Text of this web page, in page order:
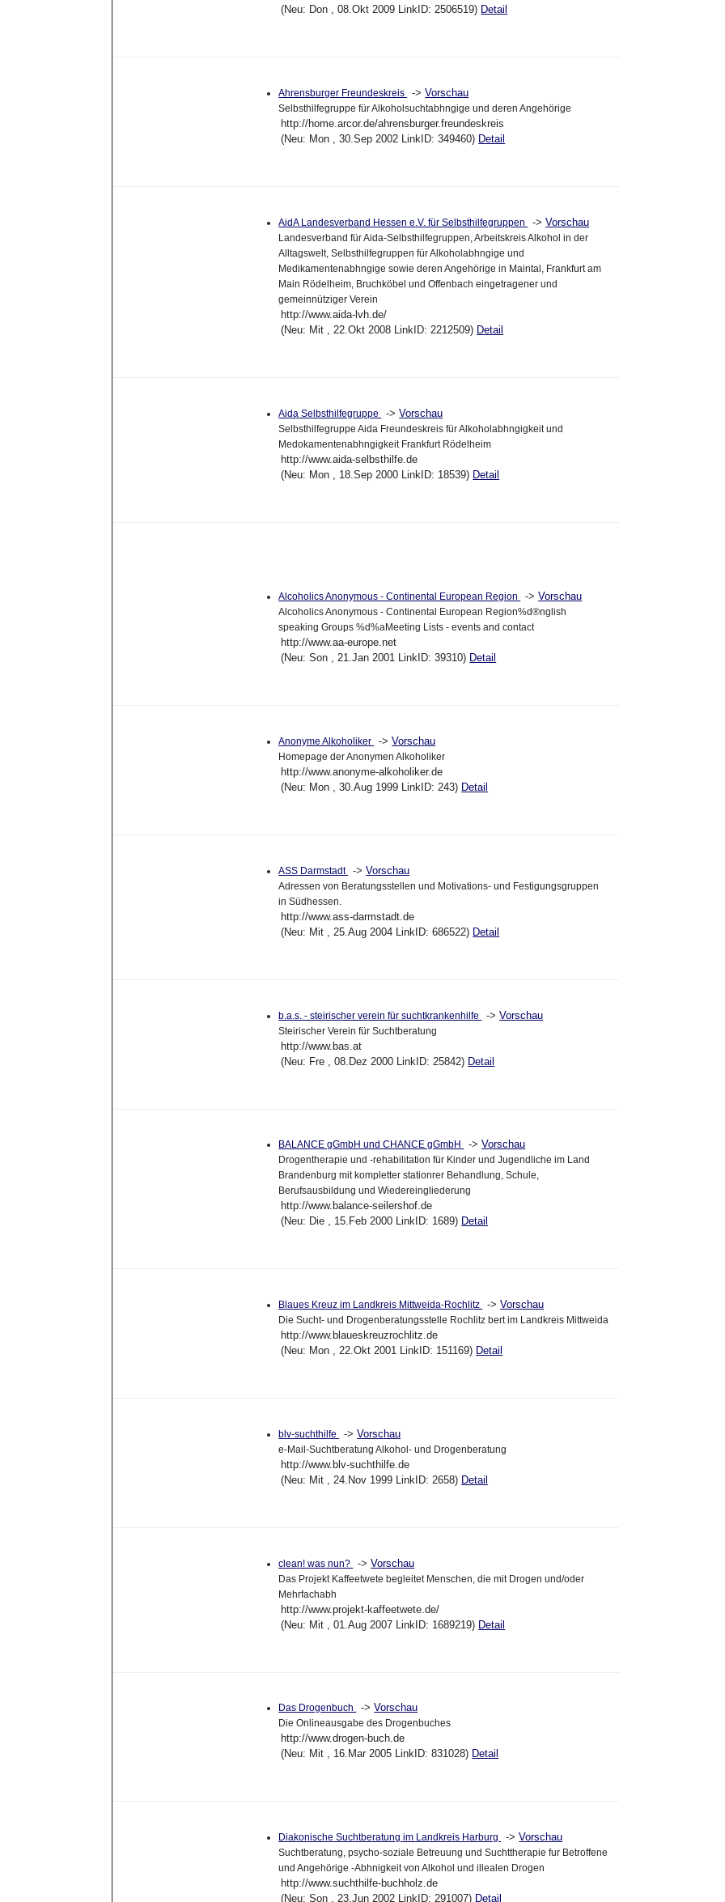
(Neu: Don , 08.Okt 2009 LinkID: 2506519) Detail
Ahrensburger Freundeskreis ->Vorschau
Selbsthilfegruppe für Alkoholsuchtabhngige und deren Angehörige
http://home.arcor.de/ahrensburger.freundeskreis
(Neu: Mon , 30.Sep 2002 LinkID: 349460) Detail
AidA Landesverband Hessen e.V. für Selbsthilfegruppen ->Vorschau
Landesverband für Aida-Selbsthilfegruppen, Arbeitskreis Alkohol in der
Alltagswelt, Selbsthilfegruppen für Alkoholabhngige und
Medikamentenabhngige sowie deren Angehörige in Maintal, Frankfurt am
Main Rödelheim, Bruchköbel und Offenbach eingetragener und
gemeinnütziger Verein
http://www.aida-lvh.de/
(Neu: Mit , 22.Okt 2008 LinkID: 2212509) Detail
Aida Selbsthilfegruppe ->Vorschau
Selbsthilfegruppe Aida Freundeskreis für Alkoholabhngigkeit und
Medokamentenabhngigkeit Frankfurt Rödelheim
http://www.aida-selbsthilfe.de
(Neu: Mon , 18.Sep 2000 LinkID: 18539) Detail
Alcoholics Anonymous - Continental European Region ->Vorschau
Alcoholics Anonymous - Continental European Region%d®nglish
speaking Groups %d%aMeeting Lists - events and contact
http://www.aa-europe.net
(Neu: Son , 21.Jan 2001 LinkID: 39310) Detail
Anonyme Alkoholiker ->Vorschau
Homepage der Anonymen Alkoholiker
http://www.anonyme-alkoholiker.de
(Neu: Mon , 30.Aug 1999 LinkID: 243) Detail
ASS Darmstadt ->Vorschau
Adressen von Beratungsstellen und Motivations- und Festigungsgruppen
in Südhessen.
http://www.ass-darmstadt.de
(Neu: Mit , 25.Aug 2004 LinkID: 686522) Detail
b.a.s. - steirischer verein für suchtkrankenhilfe ->Vorschau
Steirischer Verein für Suchtberatung
http://www.bas.at
(Neu: Fre , 08.Dez 2000 LinkID: 25842) Detail
BALANCE gGmbH und CHANCE gGmbH ->Vorschau
Drogentherapie und -rehabilitation für Kinder und Jugendliche im Land
Brandenburg mit kompletter stationrer Behandlung, Schule,
Berufsausbildung und Wiedereingliederung
http://www.balance-seilershof.de
(Neu: Die , 15.Feb 2000 LinkID: 1689) Detail
Blaues Kreuz im Landkreis Mittweida-Rochlitz ->Vorschau
Die Sucht- und Drogenberatungsstelle Rochlitz bert im Landkreis Mittweida
http://www.blaueskreuzrochlitz.de
(Neu: Mon , 22.Okt 2001 LinkID: 151169) Detail
blv-suchthilfe ->Vorschau
e-Mail-Suchtberatung Alkohol- und Drogenberatung
http://www.blv-suchthilfe.de
(Neu: Mit , 24.Nov 1999 LinkID: 2658) Detail
clean! was nun? ->Vorschau
Das Projekt Kaffeetwete begleitet Menschen, die mit Drogen und/oder
Mehrfachabh
http://www.projekt-kaffeetwete.de/
(Neu: Mit , 01.Aug 2007 LinkID: 1689219) Detail
Das Drogenbuch ->Vorschau
Die Onlineausgabe des Drogenbuches
http://www.drogen-buch.de
(Neu: Mit , 16.Mar 2005 LinkID: 831028) Detail
Diakonische Suchtberatung im Landkreis Harburg ->Vorschau
Suchtberatung, psycho-soziale Betreuung und Suchttherapie fur Betroffene
und Angehörige -Abhnigkeit von Alkohol und illealen Drogen
http://www.suchthilfe-buchholz.de
(Neu: Son , 23.Jun 2002 LinkID: 291007) Detail